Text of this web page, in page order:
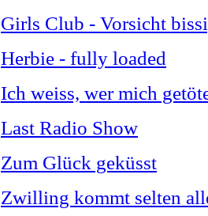
Girls Club - Vorsicht
Herbie - fully loaded
Ich weiss, wer mich
Last Radio Show
Zum Glück geküsst
Zwilling kommt selten